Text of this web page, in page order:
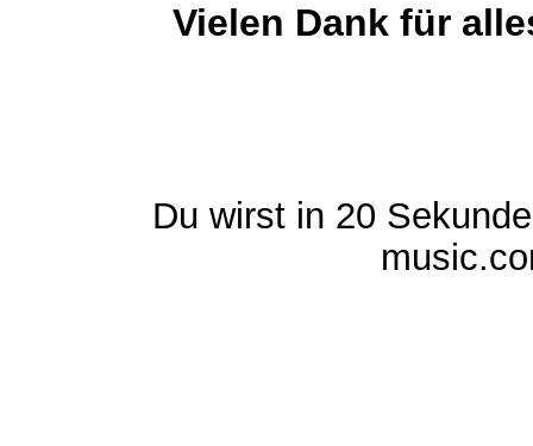
Vielen Dank für
Du wirst in 20